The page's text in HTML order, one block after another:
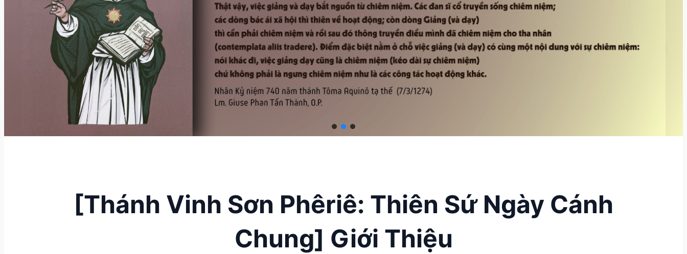
[Thánh Vinh Sơn Phêriê: Thiên Sứ Ngày Cánh
Chung] Giới Thiệu